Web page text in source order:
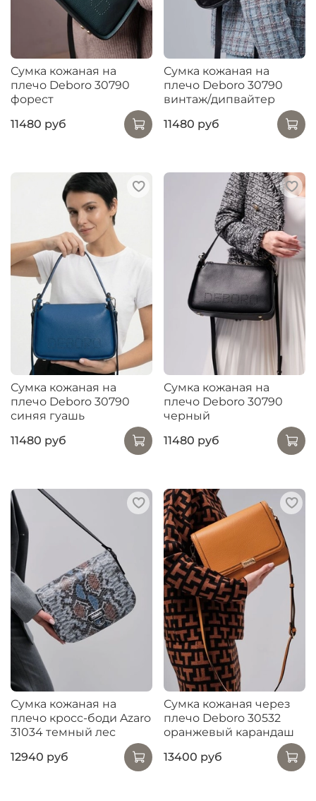
Сумка кожаная на
плечо Deboro 30790
форест
11480 руб
Сумка кожаная на
плечо Deboro 30790
винтаж/дипвайтер
11480 руб
Сумка кожаная на
плечо Deboro 30790
синяя гуашь
11480 руб
Сумка кожаная на
плечо Deboro 30790
черный
11480 руб
Сумка кожаная на
плечо кросс-боди Azaro
31034 темный лес
12940 руб
Сумка кожаная через
плечо Deboro 30532
оранжевый карандаш
13400 руб